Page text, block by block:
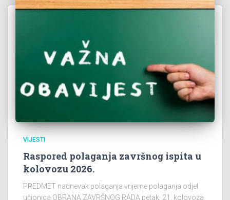
VIJESTI
Raspored polaganja završnog ispita u
kolovozu 2026.
PREDMET nadnevak polaganja vrijeme polaganja odjel
učionica OBRANA ZAVRŠNOG RADA petak, 21. kolovoza